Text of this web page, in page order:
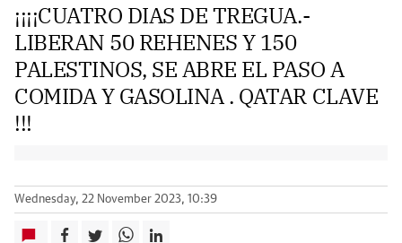
¡¡¡¡CUATRO DIAS DE TREGUA.-
LIBERAN 50 REHENES Y 150
PALESTINOS, SE ABRE EL PASO A
COMIDA Y GASOLINA . QATAR CLAVE
!!!
Wednesday, 22 November 2023, 10:39